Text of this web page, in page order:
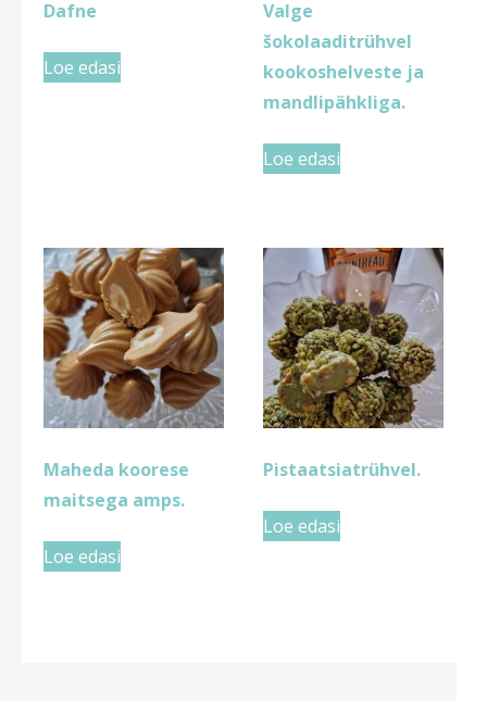
Dafne
Loe edasi
Valge
šokolaaditrühvel
kookoshelveste ja
mandlipähkliga.
Loe edasi
Maheda koorese
maitsega amps.
Loe edasi
Pistaatsiatrühvel.
Loe edasi